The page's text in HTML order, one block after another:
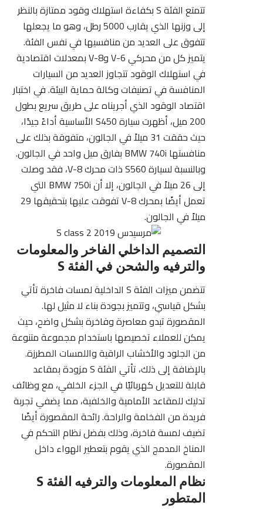
تتمتع الفئة S بكفاءة استهلاك وقود ممتازة بالنظر
إلى وزنها الذي يقارب 5000 رطل، وهو ما يجعلها
تتفوق على العديد من منافسيها في نفس الفئة.
يتميز كل من محركي V-6 وV-8 بمعدلات اقتصادية
في استهلاك الوقود تتجاوز العديد من السيارات
المنافسة في تصنيفات وكالة حماية البيئة. في اختبار
اقتصاد الوقود الذي أجريناه على طريق سريع بطول
200 ميل، أظهرت سيارة S450 الأساسية أداءً جيدًا،
حيث حققت 31 ميلاً في الجالون، متفوقة بذلك على
منافستها BMW 740i بفارق ميل واحد في الجالون.
وبالنسبة لسيارة S560 ذات محرك V-8، فقد وصلت
إلى 26 ميلاً في الجالون، إلا أن BMW 750i التي
تعمل أيضًا بمحرك V-8 تفوقت عليها بتحقيقها 29
ميلاً في الجالون.
التصميم الداخلي الفاخر والمعلومات
والترفيه والشحن في الفئة S
تتضمن ميزات الفئة S الداخلية لمسات فاخرة تأتي
بشكل قياسي، وتتميز بجودة بناء لا مثيل لها.
المقصورة تبدو معاصرة وفاخرة بشكل واضح، حيث
يمكن للعملاء تخصيصها باستخدام مجموعة متنوعة
من الجلود والأخشاب الراقية واللمسات المطرزة.
بالإضافة إلى ذلك، تأتي الفئة S مزودة بمقاعد
قابلة للتعديل كهربائيًا في الجزء الخلفي، مع وظائف
تدليك للمقاعد الأمامية والخلفية، مما يضفي تجربة
فريدة من الفخامة والراحة. رائحة المقصورة أيضًا
تضيف لمسة فاخرة، وذلك بفضل نظام التحكم في
المناخ المدمج الذي يقوم بتعطير الهواء داخل
المقصورة.
نظام المعلومات والترفيه الفئة S
المتطور